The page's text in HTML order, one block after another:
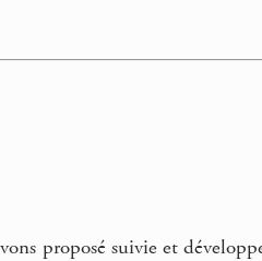
proposé suivie et